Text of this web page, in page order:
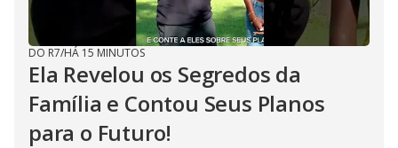
DO R7/HÁ 15 MINUTOS
Ela Revelou os Segredos da
Família e Contou Seus Planos
para o Futuro!